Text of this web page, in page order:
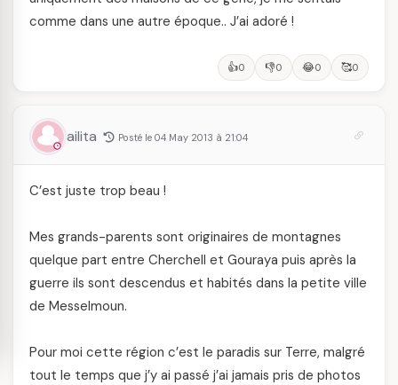
comme dans une autre époque.. J’ai adoré !
👍0 👎0 😂0 🥰0
ailita Posté le 04 May 2013 à 21:04
C’est juste trop beau !
Mes grands-parents sont originaires de montagnes
quelque part entre Cherchell et Gouraya puis après la
guerre ils sont descendus et habités dans la petite ville
de Messelmoun.
Pour moi cette région c’est le paradis sur Terre, malgré
tout le temps que j’y ai passé j’ai jamais pris de photos